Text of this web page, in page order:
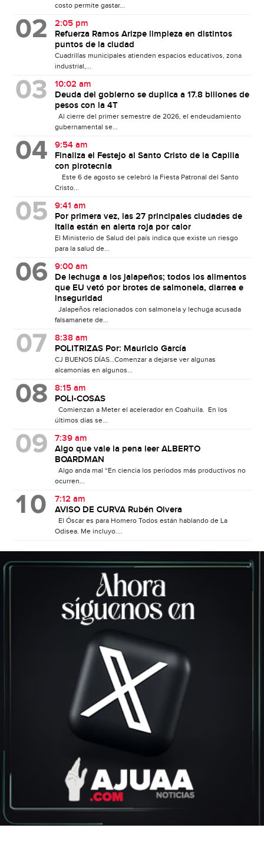
costo permite gastar...
2:05 pm
Refuerza Ramos Arizpe limpieza en distintos
puntos de la ciudad
Cuadrillas municipales atienden espacios educativos, zona
industrial,...
10:02 am
Deuda del gobierno se duplica a 17.8 billones de
pesos con la 4T
Al cierre del primer semestre de 2026, el endeudamiento
gubernamental se...
9:54 am
Finaliza el Festejo al Santo Cristo de la Capilla
con pirotecnia
Este 6 de agosto se celebró la Fiesta Patronal del Santo
Cristo...
9:41 am
Por primera vez, las 27 principales ciudades de
Italia están en alerta roja por calor
El Ministerio de Salud del país indica que existe un riesgo
para la salud de...
9:00 am
De lechuga a los jalapeños; todos los alimentos
que EU vetó por brotes de salmonela, diarrea e
inseguridad
Jalapeños relacionados con salmonela y lechuga acusada
falsamanete de...
8:38 am
POLITRIZAS Por: Mauricio García
CJ BUENOS DÍAS…Comenzar a dejarse ver algunas
alcamonías en algunos...
8:15 am
POLI-COSAS
Comienzan a Meter el acelerador en Coahuila. En los
últimos días se...
7:39 am
Algo que vale la pena leer ALBERTO
BOARDMAN
Algo anda mal “En ciencia los períodos más productivos no
ocurren...
7:12 am
AVISO DE CURVA Rubén Olvera
El Óscar es para Homero Todos están hablando de La
Odisea. Me incluyo....